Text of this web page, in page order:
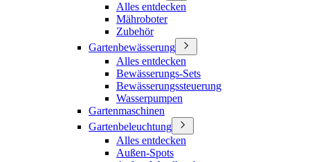
Alles entdecken
Mähroboter
Zubehör
Gartenbewässerung
Alles entdecken
Bewässerungs-Sets
Bewässerungssteuerung
Wasserpumpen
Gartenmaschinen
Gartenbeleuchtung
Alles entdecken
Außen-Spots